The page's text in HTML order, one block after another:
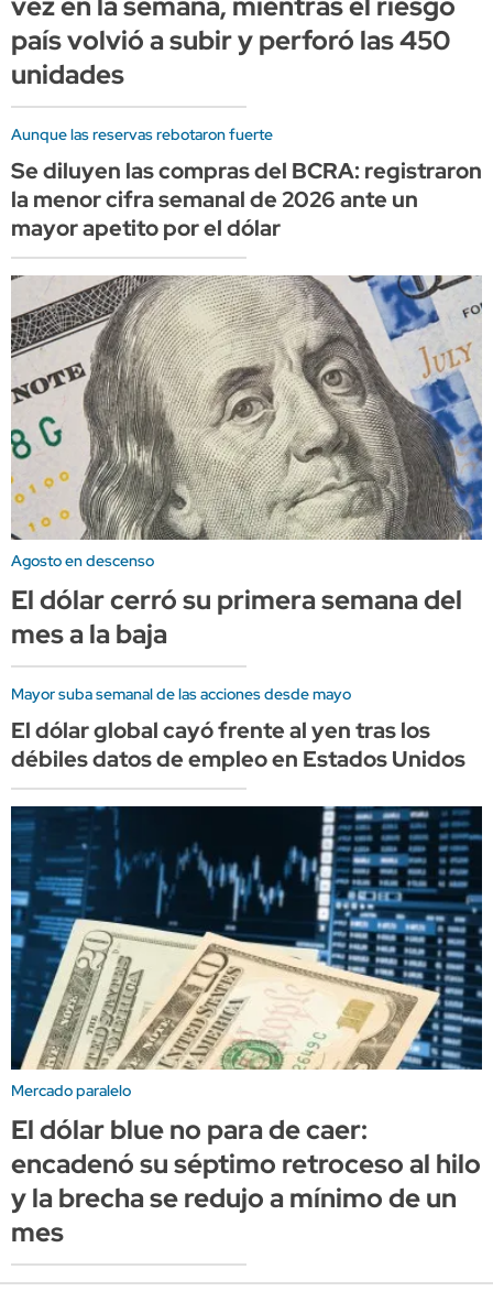
país volvió a subir y perforó las 450
unidades
Aunque las reservas rebotaron fuerte
Se diluyen las compras del BCRA: registraron
la menor cifra semanal de 2026 ante un
mayor apetito por el dólar
Agosto en descenso
El dólar cerró su primera semana del
mes a la baja
Mayor suba semanal de las acciones desde mayo
El dólar global cayó frente al yen tras los
débiles datos de empleo en Estados Unidos
Mercado paralelo
El dólar blue no para de caer:
encadenó su séptimo retroceso al hilo
y la brecha se redujo a mínimo de un
mes